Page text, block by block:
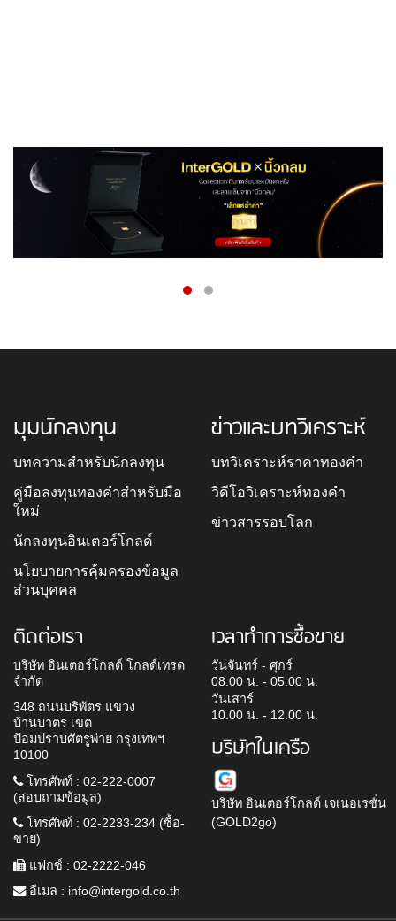
มุมนักลงทุน
บทความสำหรับนักลงทุน
คู่มือลงทุนทองคำสำหรับมือ
ใหม่
นักลงทุนอินเตอร์โกลด์
นโยบายการคุ้มครองข้อมูล
ส่วนบุคคล
ข่าวและบทวิเคราะห์
บทวิเคราะห์ราคาทองคำ
วิดีโอวิเคราะห์ทองคำ
ข่าวสารรอบโลก
ติดต่อเรา
บริษัท อินเตอร์โกลด์ โกลด์เทรด
จำกัด
348 ถนนบริพัตร แขวง
บ้านบาตร เขต
ป้อมปราบศัตรูพ่าย กรุงเทพฯ
10100
โทรศัพท์ : 02-222-0007
(สอบถามข้อมูล)
โทรศัพท์ : 02-2233-234 (ซื้อ-
ขาย)
แฟกซ์ : 02-2222-046
อีเมล : info@intergold.co.th
เวลาทำการซื้อขาย
วันจันทร์ - ศุกร์
08.00 น. - 05.00 น.
วันเสาร์
10.00 น. - 12.00 น.
บริษัทในเครือ
บริษัท อินเตอร์โกลด์ เจเนอเรชั่น
(GOLD2go)